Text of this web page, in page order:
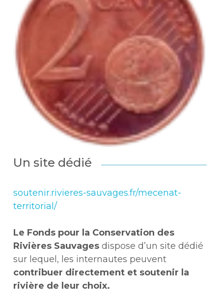
Un site dédié
soutenir.rivieres-sauvages.fr/mecenat-
territorial/
Le Fonds pour la Conservation des
Rivières Sauvages dispose d’un site dédié
sur lequel, les internautes peuvent
contribuer directement et soutenir la
rivière de leur choix.